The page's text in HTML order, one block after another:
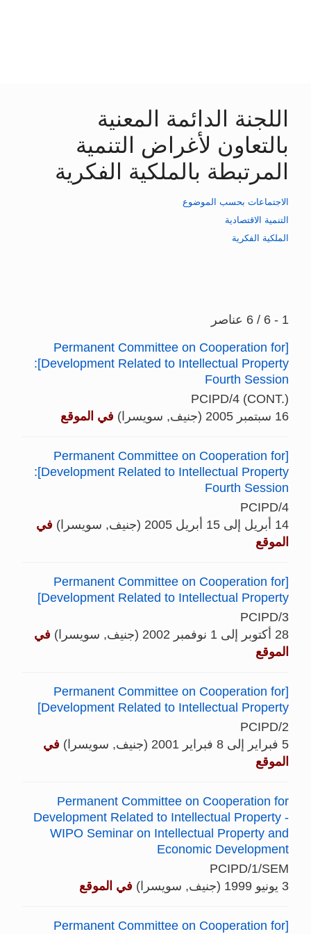
اللجنة الدائمة المعنية
بالتعاون لأغراض التنمية
المرتبطة بالملكية الفكرية
الاجتماعات بحسب الموضوع
التنمية الاقتصادية
الملكية الفكرية
1 - 6 / 6 عناصر
[Permanent Committee on Cooperation for
Development Related to Intellectual Property]:
Fourth Session
PCIPD/4 (CONT.)
16 سبتمبر 2005 (جنيف, سويسرا)
في الموقع
[Permanent Committee on Cooperation for
Development Related to Intellectual Property]:
Fourth Session
PCIPD/4
14 أبريل إلى 15 أبريل 2005 (جنيف, سويسرا)
في
الموقع
[Permanent Committee on Cooperation for
Development Related to Intellectual Property]
PCIPD/3
28 أكتوبر إلى 1 نوفمبر 2002 (جنيف, سويسرا)
في
الموقع
[Permanent Committee on Cooperation for
Development Related to Intellectual Property]
PCIPD/2
5 فبراير إلى 8 فبراير 2001 (جنيف, سويسرا)
في
الموقع
Permanent Committee on Cooperation for
Development Related to Intellectual Property -
WIPO Seminar on Intellectual Property and
Economic Development
PCIPD/1/SEM
3 يونيو 1999 (جنيف, سويسرا)
في الموقع
[Permanent Committee on Cooperation for